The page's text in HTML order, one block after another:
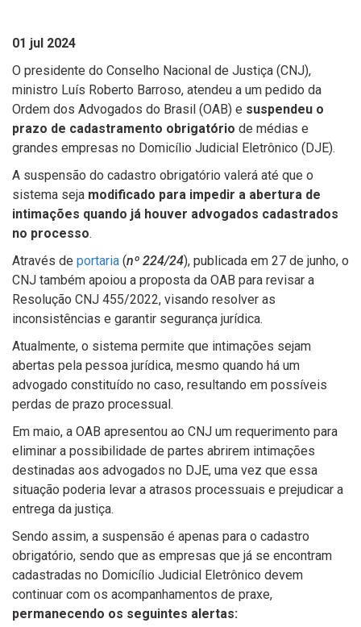
01 jul 2024
O presidente do Conselho Nacional de Justiça (CNJ),
ministro Luís Roberto Barroso, atendeu a um pedido da
Ordem dos Advogados do Brasil (OAB) e suspendeu o
prazo de cadastramento obrigatório de médias e
grandes empresas no Domicílio Judicial Eletrônico (DJE).
A suspensão do cadastro obrigatório valerá até que o
sistema seja modificado para impedir a abertura de
intimações quando já houver advogados cadastrados
no processo.
Através de portaria (nº 224/24), publicada em 27 de junho, o
CNJ também apoiou a proposta da OAB para revisar a
Resolução CNJ 455/2022, visando resolver as
inconsistências e garantir segurança jurídica.
Atualmente, o sistema permite que intimações sejam
abertas pela pessoa jurídica, mesmo quando há um
advogado constituído no caso, resultando em possíveis
perdas de prazo processual.
Em maio, a OAB apresentou ao CNJ um requerimento para
eliminar a possibilidade de partes abrirem intimações
destinadas aos advogados no DJE, uma vez que essa
situação poderia levar a atrasos processuais e prejudicar a
entrega da justiça.
Sendo assim, a suspensão é apenas para o cadastro
obrigatório, sendo que as empresas que já se encontram
cadastradas no Domicílio Judicial Eletrônico devem
continuar com os acompanhamentos de praxe,
permanecendo os seguintes alertas: